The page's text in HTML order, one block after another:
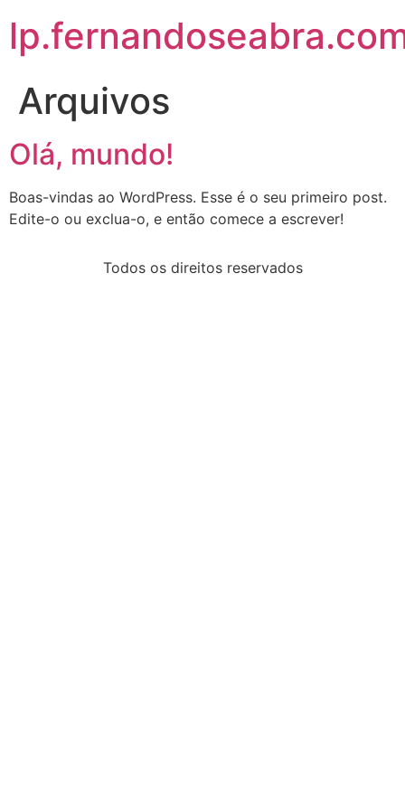
Arquivos
Olá, mundo!
Boas-vindas ao WordPress. Esse é o seu primeiro post.
Edite-o ou exclua-o, e então comece a escrever!
Todos os direitos reservados